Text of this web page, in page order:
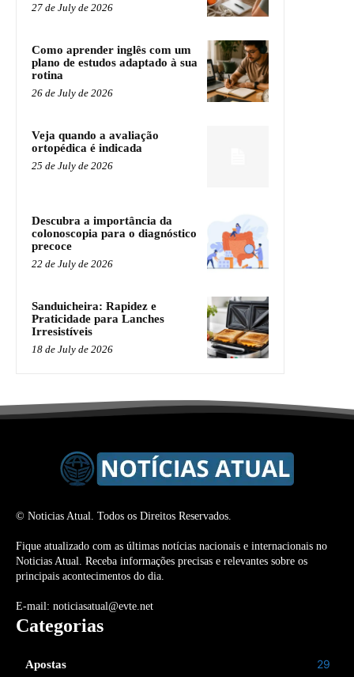
27 de July de 2026
Como aprender inglês com um
plano de estudos adaptado à sua
rotina
26 de July de 2026
Veja quando a avaliação
ortopédica é indicada
25 de July de 2026
Descubra a importância da
colonoscopia para o diagnóstico
precoce
22 de July de 2026
Sanduicheira: Rapidez e
Praticidade para Lanches
Irresistíveis
18 de July de 2026
© Noticias Atual. Todos os Direitos Reservados.
Fique atualizado com as últimas notícias nacionais e internacionais no
Noticias Atual. Receba informações precisas e relevantes sobre os
principais acontecimentos do dia.
E-mail: noticiasatual@evte.net
Categorias
Apostas 29